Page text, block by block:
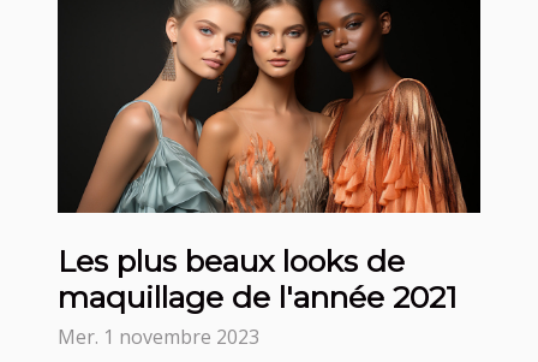
Les plus beaux looks de
maquillage de l'année 2021
Mer. 1 novembre 2023